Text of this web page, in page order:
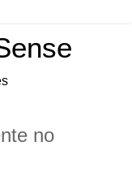
no